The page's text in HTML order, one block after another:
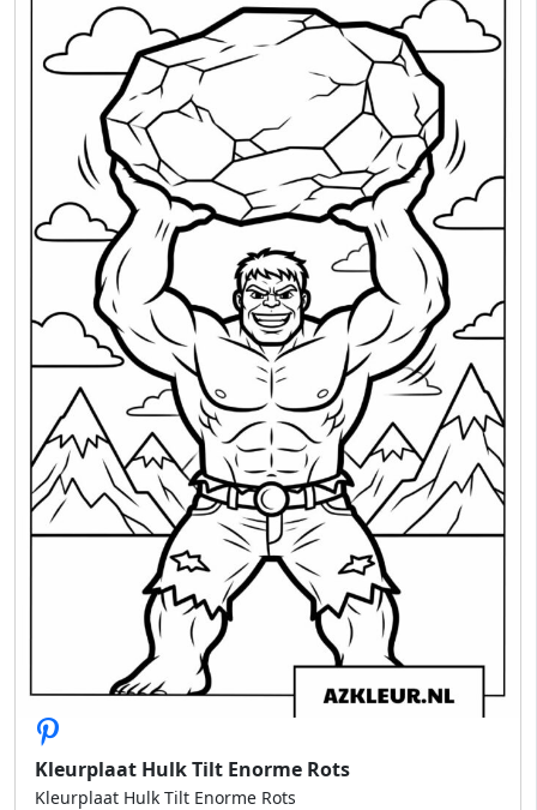
Kleurplaat Hulk Tilt Enorme Rots
Kleurplaat Hulk Tilt Enorme Rots